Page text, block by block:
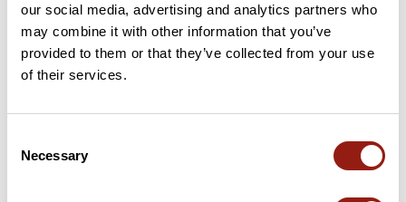
our social media, advertising and analytics partners who
may combine it with other information that you’ve
provided to them or that they’ve collected from your use
of their services.
Selection
Necessary
24 km Col des Réchats 512 m
32 km Col de la Chaudière 1047 m
56 km